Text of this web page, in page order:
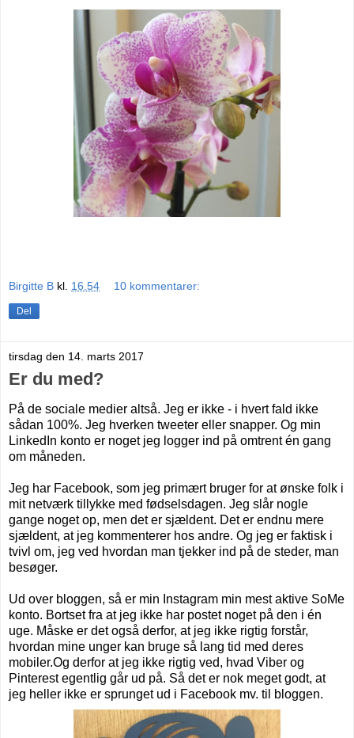
Birgitte B kl. 16.54 10 kommentarer:
Del
tirsdag den 14. marts 2017
Er du med?
På de sociale medier altså. Jeg er ikke - i hvert fald ikke
sådan 100%. Jeg hverken tweeter eller snapper. Og min
LinkedIn konto er noget jeg logger ind på omtrent én gang
om måneden.
Jeg har Facebook, som jeg primært bruger for at ønske folk i
mit netværk tillykke med fødselsdagen. Jeg slår nogle
gange noget op, men det er sjældent. Det er endnu mere
sjældent, at jeg kommenterer hos andre. Og jeg er faktisk i
tvivl om, jeg ved hvordan man tjekker ind på de steder, man
besøger.
Ud over bloggen, så er min Instagram min mest aktive SoMe
konto. Bortset fra at jeg ikke har postet noget på den i én
uge. Måske er det også derfor, at jeg ikke rigtig forstår,
hvordan mine unger kan bruge så lang tid med deres
mobiler.Og derfor at jeg ikke rigtig ved, hvad Viber og
Pinterest egentlig går ud på. Så det er nok meget godt, at
jeg heller ikke er sprunget ud i Facebook mv. til bloggen.